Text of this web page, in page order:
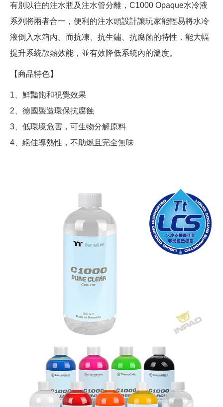
有別以往的注水瓶及注水管分離，C1000 Opaque水冷液
系列將兩者合一，便利的注水頭設計讓玩家能輕易將水冷
液倒入水箱內。而抗凍、抗生鏽、抗腐蝕的特性，能大幅
提升系統散熱效能，並有效降低系統內的溫度。
【商品特色】
1、鮮豔飽和視覺效果
2、德國製造環保抗腐蝕
3、低環境危害，可生物分解原料
4、絕佳導熱性，不助燃且完全無味